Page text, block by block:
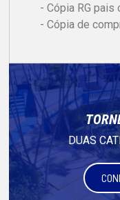
- Cópia RG pais
- Cópia de
DUAS